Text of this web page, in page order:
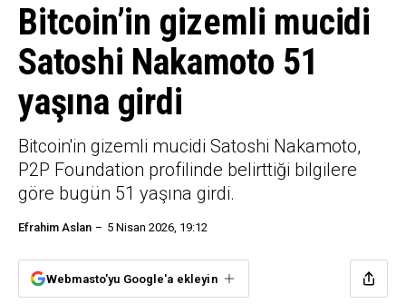
Bitcoin’in gizemli mucidi
Satoshi Nakamoto 51
yaşına girdi
Bitcoin'in gizemli mucidi Satoshi Nakamoto,
P2P Foundation profilinde belirttiği bilgilere
göre bugün 51 yaşına girdi.
Efrahim Aslan 5 Nisan 2026, 19:12
Webmasto'yu Google'a ekleyin